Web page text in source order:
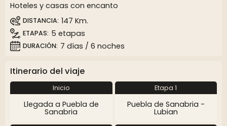
Hoteles y casas con encanto
DISTANCIA 147 Km.
ETAPAS 5 etapas
DURACIÓN 7 días / 6 noches
Itinerario del viaje
Inicio
Llegada a Puebla de
Sanabria
Etapa 1
Puebla de Sanabria -
Lubian